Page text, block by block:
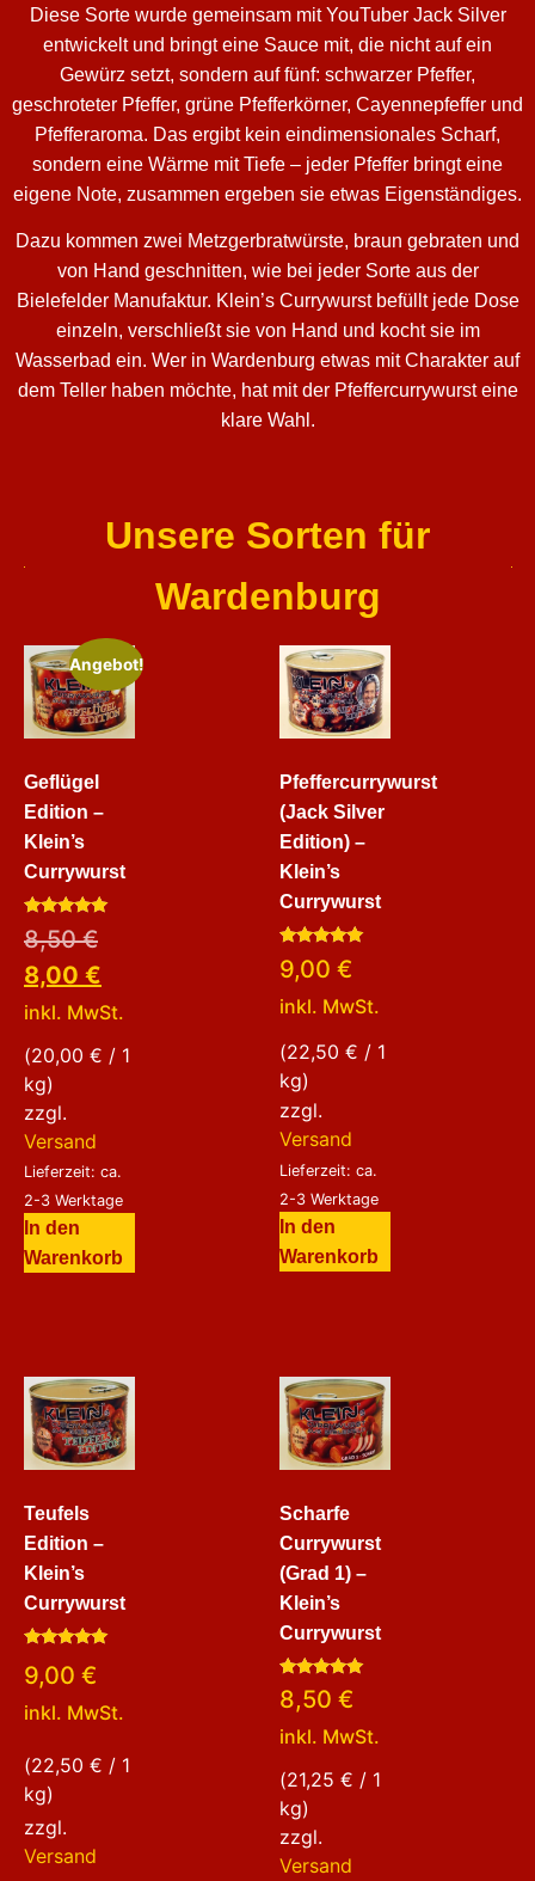
Diese Sorte wurde gemeinsam mit YouTuber Jack Silver
entwickelt und bringt eine Sauce mit, die nicht auf ein
Gewürz setzt, sondern auf fünf: schwarzer Pfeffer,
geschroteter Pfeffer, grüne Pfefferkörner, Cayennepfeffer und
Pfefferaroma. Das ergibt kein eindimensionales Scharf,
sondern eine Wärme mit Tiefe – jeder Pfeffer bringt eine
eigene Note, zusammen ergeben sie etwas Eigenständiges.
Dazu kommen zwei Metzgerbratwürste, braun gebraten und
von Hand geschnitten, wie bei jeder Sorte aus der
Bielefelder Manufaktur. Klein’s Currywurst befüllt jede Dose
einzeln, verschließt sie von Hand und kocht sie im
Wasserbad ein. Wer in Wardenburg etwas mit Charakter auf
dem Teller haben möchte, hat mit der Pfeffercurrywurst eine
klare Wahl.
Unsere Sorten für
Wardenburg
Angebot!
Geflügel
Edition –
Klein’s
Currywurst
Bewertet
mit
von 5
8,50€
8,00 €
inkl. MwSt.
(20,00 € / 1
kg)
zzgl.
Versand
Lieferzeit: ca.
2-3 Werktage
In den
Warenkorb
Pfeffercurrywurst
(Jack Silver
Edition) –
Klein’s
Currywurst
Bewertet
mit
von 5
9,00 €
inkl. MwSt.
(22,50 € / 1
kg)
zzgl.
Versand
Lieferzeit: ca.
2-3 Werktage
In den
Warenkorb
Teufels
Edition –
Klein’s
Currywurst
mit
5.00
von 5
9,00 €
inkl. MwSt.
(22,50 € / 1
kg)
zzgl.
Versand
Scharfe
Currywurst
(Grad 1) –
Klein’s
Currywurst
Bewertet
mit
von 5
8,50 €
inkl. MwSt.
(21,25 € / 1
kg)
zzgl.
Versand